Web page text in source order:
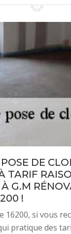
DE
TARIF
G.M
!
16200, si vous
pratique des